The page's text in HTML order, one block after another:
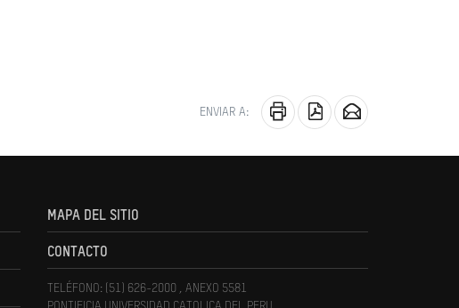
ENVIAR A:
MAPA DEL SITIO
CONTACTO
TELÉFONO: (51) 626-2000 , ANEXO 5581